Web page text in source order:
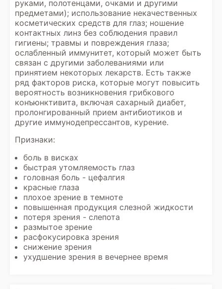
руками, полотенцами, очками и другими
предметами); использование некачественных
косметических средств для глаз; ношение
контактных линз без соблюдения правил
гигиены; травмы и повреждения глаза;
ослабленный иммунитет, который может быть
связан с другими заболеваниями или
принятием некоторых лекарств. Есть также
ряд факторов риска, которые могут повысить
вероятность возникновения грибкового
конъюнктивита, включая сахарный диабет,
пролонгированный прием антибиотиков и
другие иммунодепрессантов, курение.
Признаки:
боль в висках
быстрая утомляемость глаз
головная боль - цефалгия
красные глаза
плохое зрение в темноте
повышенная продукция слезной жидкости
потеря зрения - слепота
размытое зрение
расфокусировка зрения
снижение зрения
ухудшение зрения в вечернее время